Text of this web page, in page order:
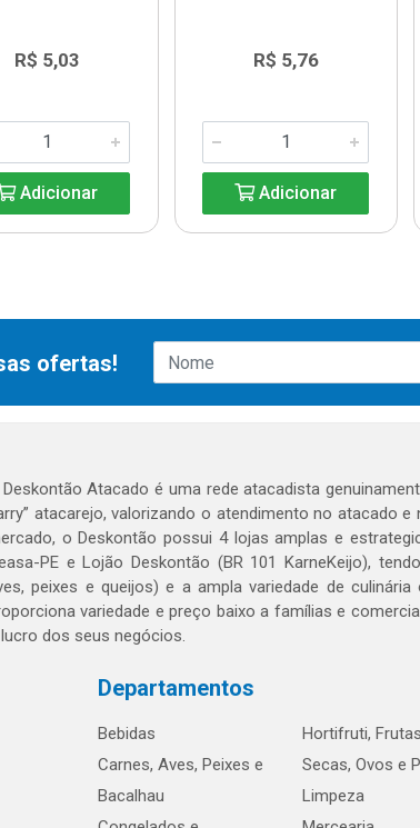
R$ 5,03
Adicionar
R$ 5,76
Adicionar
ofertas!
Deskontão Atacado é uma rede atacadista
atacarejo, valorizando o atendimento no atacado
o Deskontão possui 4 lojas amplas e
PE e Lojão Deskontão (BR 101 KarneKeijo),
peixes e queijos) e a ampla variedade de
variedade e preço baixo a famílias e
dos seus negócios.
Departamentos
Bebidas
Carnes, Aves, Peixes e
Bacalhau
Hortifruti, Frutas
Secas, Ovos e
Limpeza